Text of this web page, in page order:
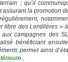
; qu’il
la promotion
libre des Lentillères »
campagnes des
bénéficiant
permet ainsi
;